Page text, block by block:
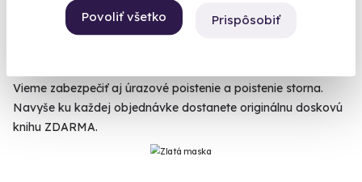
Povoliť všetko Prispôsobiť
Tohtoročné hviezdy medzi zážitkami, ktoré vám tento rok
urobia veľkú radosť, a to nielen pod stromčekom. Poukaz na
Vieme zabezpečiť aj úrazové poistenie a poistenie storna.
Navyše ku každej objednávke dostanete originálnu doskovú
knihu ZDARMA.